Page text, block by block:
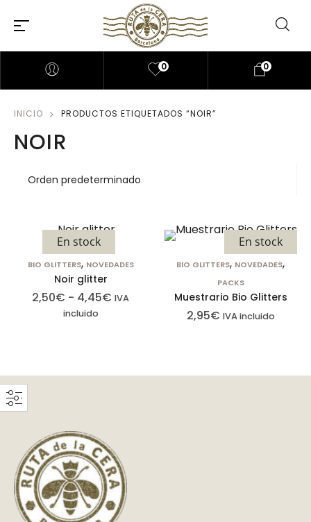
0 0
INICIO PRODUCTOS ETIQUETADOS “NOIR”
NOIR
En stock
BIO GLITTERS, NOVEDADES
Noir glitter
2,50€ - 4,45€ IVA
incluido
En stock
BIO GLITTERS, NOVEDADES,
PACKS
Muestrario Bio Glitters
2,95€ IVA incluido